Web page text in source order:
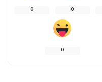
0
0
0